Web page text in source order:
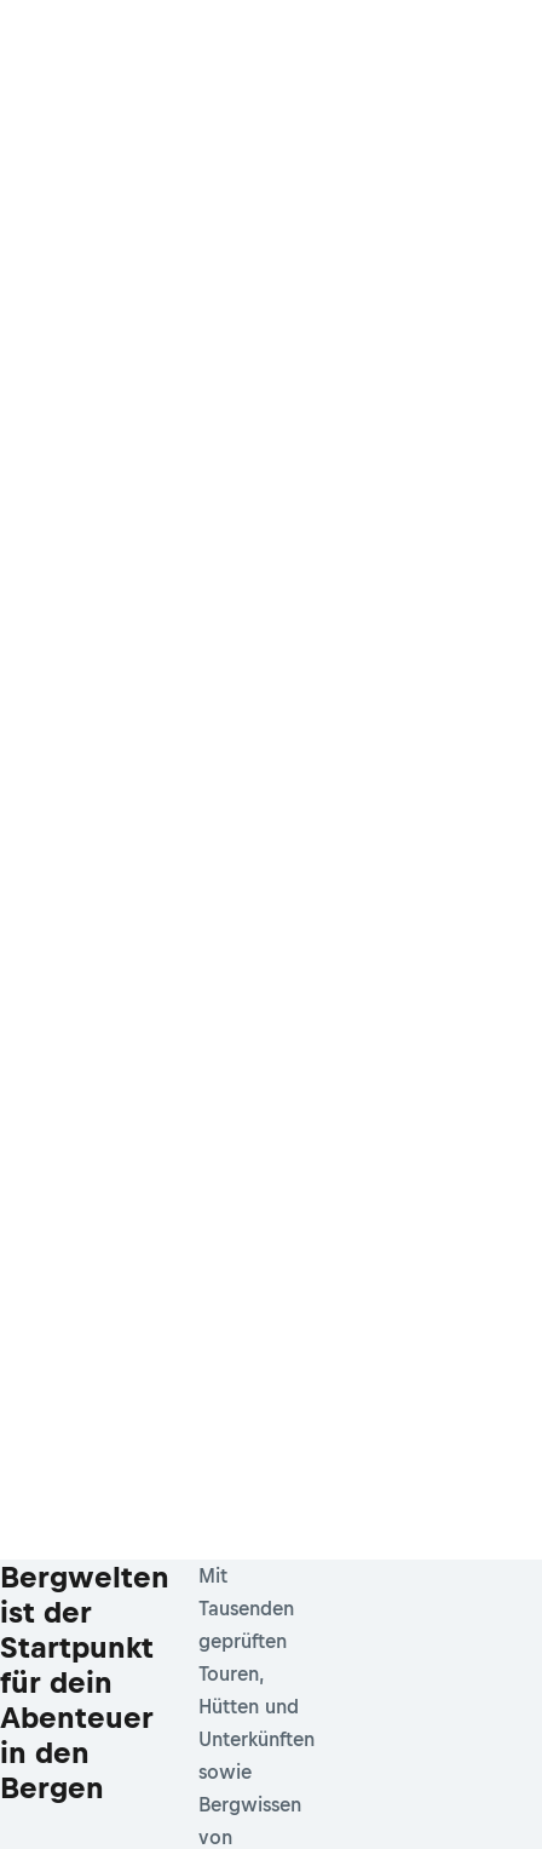
Bergwelten
ist der
Startpunkt
für dein
Abenteuer
in den
Bergen
Mit
Tausenden
geprüften
Touren,
Hütten und
Unterkünften
sowie
Bergwissen
von